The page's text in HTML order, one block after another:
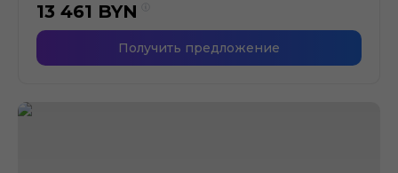
13 461 BYN
Получить предложение